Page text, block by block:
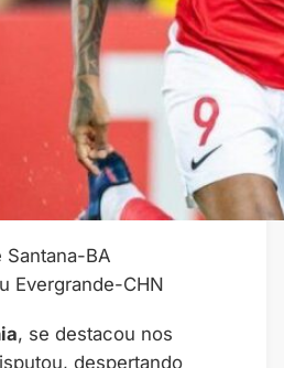
Santana-BA
Evergrande-CHN
, se destacou nos
despertando